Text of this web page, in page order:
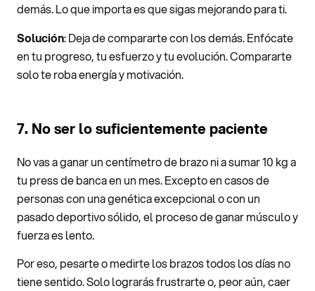
demás. Lo que importa es que sigas mejorando para ti.
Solución: Deja de compararte con los demás. Enfócate
en tu progreso, tu esfuerzo y tu evolución. Compararte
solo te roba energía y motivación.
7. No ser lo suficientemente paciente
No vas a ganar un centímetro de brazo ni a sumar 10 kg a
tu press de banca en un mes. Excepto en casos de
personas con una genética excepcional o con un
pasado deportivo sólido, el proceso de ganar músculo y
fuerza es lento.
Por eso, pesarte o medirte los brazos todos los días no
tiene sentido. Solo lograrás frustrarte o, peor aún, caer